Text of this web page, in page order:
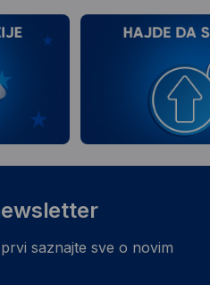
saznajte sve o novim